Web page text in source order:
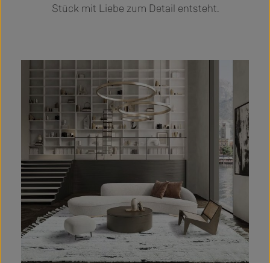
Stück mit Liebe zum Detail entsteht.